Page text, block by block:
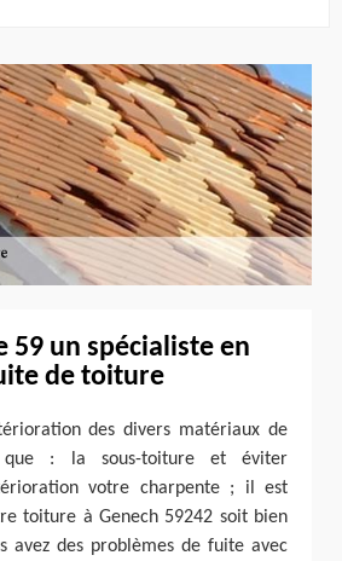
59 un spécialiste en
de toiture
des divers matériaux de
que : la sous-toiture et éviter
votre charpente ; il est
toiture à Genech 59242 soit bien
avez des problèmes de fuite avec